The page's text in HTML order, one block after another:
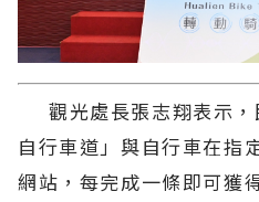
觀光處長張志翔表示，
自行車道」與自行車在指
網站，每完成一條即可獲